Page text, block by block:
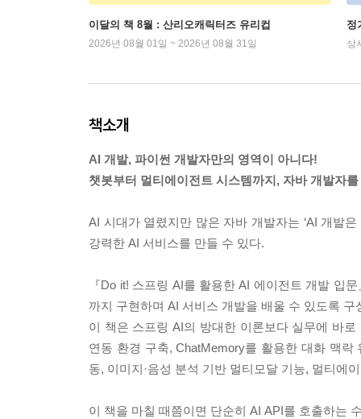
이달의 책 8월 : 산리오캐릭터즈 유리컵
2026년 08월 01일 ~ 2026년 08월 31일
정
상
책소개
AI 개발, 파이썬 개발자만의 영역이 아니다!
챗봇부터 멀티에이전트 시스템까지, 자바 개발자
AI 시대가 열렸지만 많은 자바 개발자는 ‘AI 개발
강력한 AI 서비스를 만들 수 있다.
『Do it! 스프링 AI를 활용한 AI 에이전트 개발 입
까지 구현하며 AI 서비스 개발을 배울 수 있도록 구
이 책은 스프링 AI의 방대한 이론보다 실무에 바
연동 환경 구축, ChatMemory를 활용한 대화 맥
동, 이미지·음성 분석 기반 멀티모달 기능, 멀티에
이 책을 마칠 때쯤이면 단순히 AI API를 호출하는